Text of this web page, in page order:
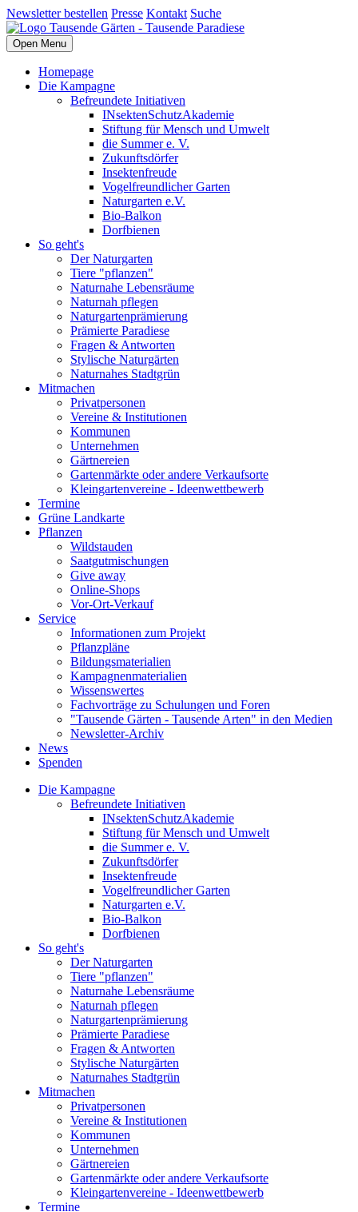
Newsletter bestellen Presse Kontakt Suche
Open Menu
Homepage
Die Kampagne
Befreundete Initiativen
INsektenSchutzAkademie
Stiftung für Mensch und Umwelt
die Summer e. V.
Zukunftsdörfer
Insektenfreude
Vogelfreundlicher Garten
Naturgarten e.V.
Bio-Balkon
Dorfbienen
So geht's
Der Naturgarten
Tiere "pflanzen"
Naturnahe Lebensräume
Naturnah pflegen
Naturgartenprämierung
Prämierte Paradiese
Fragen & Antworten
Stylische Naturgärten
Naturnahes Stadtgrün
Mitmachen
Privatpersonen
Vereine & Institutionen
Kommunen
Unternehmen
Gärtnereien
Gartenmärkte oder andere Verkaufsorte
Kleingartenvereine - Ideenwettbewerb
Termine
Grüne Landkarte
Pflanzen
Wildstauden
Saatgutmischungen
Give away
Online-Shops
Vor-Ort-Verkauf
Service
Informationen zum Projekt
Pflanzpläne
Bildungsmaterialien
Kampagnenmaterialien
Wissenswertes
Fachvorträge zu Schulungen und Foren
"Tausende Gärten - Tausende Arten" in den Medien
Newsletter-Archiv
News
Spenden
Die Kampagne
Befreundete Initiativen
INsektenSchutzAkademie
Stiftung für Mensch und Umwelt
die Summer e. V.
Zukunftsdörfer
Insektenfreude
Vogelfreundlicher Garten
Naturgarten e.V.
Bio-Balkon
Dorfbienen
So geht's
Der Naturgarten
Tiere "pflanzen"
Naturnahe Lebensräume
Naturnah pflegen
Naturgartenprämierung
Prämierte Paradiese
Fragen & Antworten
Stylische Naturgärten
Naturnahes Stadtgrün
Mitmachen
Privatpersonen
Vereine & Institutionen
Kommunen
Unternehmen
Gärtnereien
Gartenmärkte oder andere Verkaufsorte
Kleingartenvereine - Ideenwettbewerb
Termine